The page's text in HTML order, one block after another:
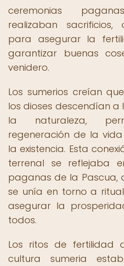
ceremonias
realizaban
para asegurar la
garantizar buenas
venidero.
Los sumerios creían
los dioses descendían
la naturaleza,
regeneración de la
la existencia. Esta
terrenal se reflejaba
paganas de la Pascua,
se unía en torno a
asegurar la
todos.
Los ritos de fertilidad
cultura sumeria